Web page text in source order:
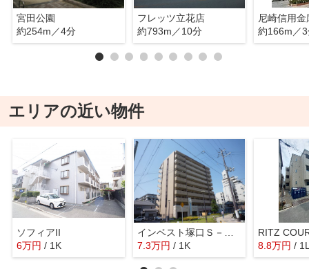
宮田公園
約254m／4分
フレッツ立花店
約793m／10分
約166m／
エリアの近い物件
ソフィアII
6万円 / 1K
インベスト塚口Ｓ－ＦＲＯＮＴ
7.3万円 / 1K
RITZ
8.8万円 /